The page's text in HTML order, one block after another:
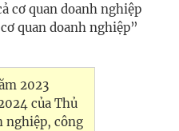
cơ quan doanh nghiệp
quan doanh nghiệp”
2023
của Thủ
nghiệp, công